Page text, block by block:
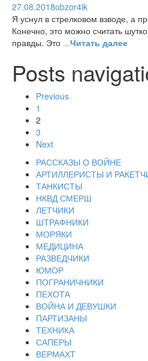
27.08.2018obzor4ik
Я уснул в стрелковом взводе, а
Конечно, это можно считать
правды. Это ...Читать далее
Posts
Previous
1
2
3
Next
РАССКАЗЫ О ВОЙНЕ
АРТИЛЛЕРИСТЫ И
ТАНКИСТЫ
НКВД СМЕРШ
ЛЕТЧИКИ
ШТРАФНИКИ
МОРЯКИ
МЕДИЦИНА
РАЗВЕДЧИКИ
ЮМОР
ПОГРАНИЧНИКИ
ПЕХОТА
ВОЙНА И ДЕВУШКИ
ПАРТИЗАНЫ
ТЕХНИКА
САПЕРЫ
ВЕРМАХТ